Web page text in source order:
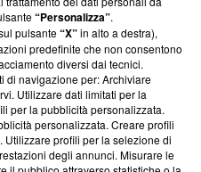
“Personalizza”.
pulsante“X”in alto a destra),
predefinite che non consentono
diversi dai tecnici.
di navigazione per: Archiviare
Utilizzare dati limitati per la
per la pubblicità personalizzata.
personalizzata. Creare profili
profili per la selezione di
degli annunci. Misurare le